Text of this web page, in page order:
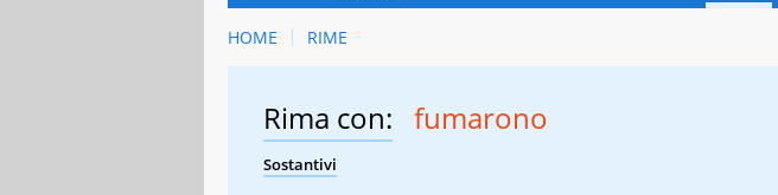
HOME RIME
Rima con: fumarono
Sostantivi